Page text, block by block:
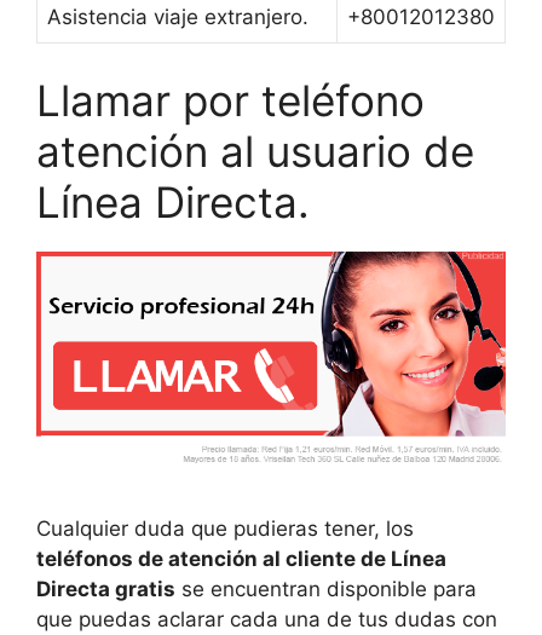
Asistencia viaje extranjero. +80012012380
Llamar por teléfono
atención al usuario de
Línea Directa.
Cualquier duda que pudieras tener, los
teléfonos de atención al cliente de Línea
Directa gratis se encuentran disponible para
que puedas aclarar cada una de tus dudas con